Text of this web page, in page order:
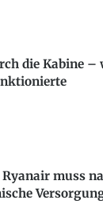
die Kabine –
muss